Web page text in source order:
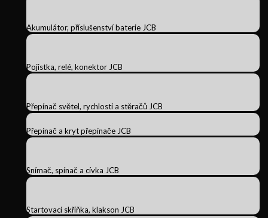
Akumulátor, příslušenství baterie JCB
Pojistka, relé, konektor JCB
Přepínač světel, rychlosti a stěračů JCB
Přepínač a kryt přepínače JCB
Snímač, spínač a cívka JCB
Startovací skříňka, klakson JCB